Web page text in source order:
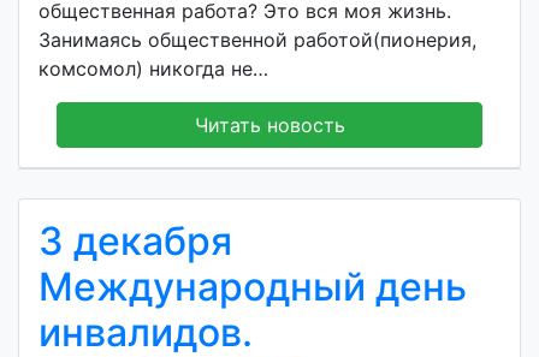
общественная работа? Это вся моя жизнь.
Занимаясь общественной работой(пионерия,
комсомол) никогда не…
Читать новость
3 декабря
Международный день
инвалидов.